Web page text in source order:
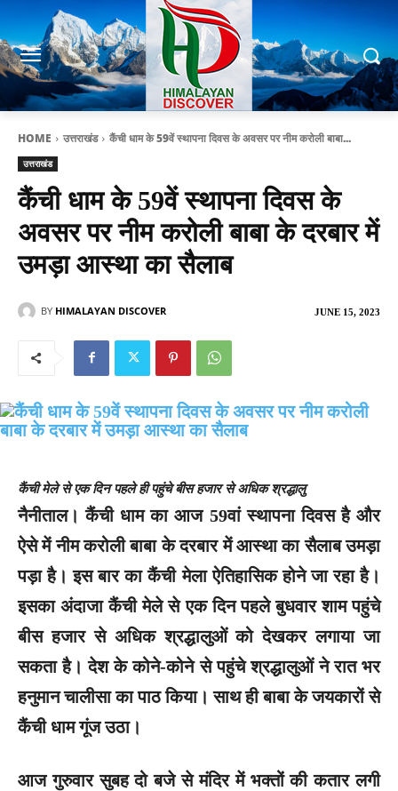
HOME उत्तराखंड कैंची धाम के 59वें स्थापना दिवस के अवसर पर नीम करोली बाबा...
उत्तराखंड
कैंची धाम के 59वें स्थापना दिवस के
अवसर पर नीम करोली बाबा के दरबार में
उमड़ा आस्था का सैलाब
JUNE 15, 2023
BY HIMALAYAN DISCOVER
कैंची मेले से एक दिन पहले ही पहुंचे बीस हजार से अधिक श्रद्धालु
नैनीताल। कैंची धाम का आज 59वां स्थापना दिवस है और
ऐसे में नीम करोली बाबा के दरबार में आस्था का सैलाब उमड़ा
पड़ा है। इस बार का कैंची मेला ऐतिहासिक होने जा रहा है।
इसका अंदाजा कैंची मेले से एक दिन पहले बुधवार शाम पहुंचे
बीस हजार से अधिक श्रद्धालुओं को देखकर लगाया जा
सकता है। देश के कोने-कोने से पहुंचे श्रद्धालुओं ने रात भर
हनुमान चालीसा का पाठ किया। साथ ही बाबा के जयकारों से
कैंची धाम गूंज उठा।
आज गुरुवार सुबह दो बजे से मंदिर में भक्तों की कतार लगी